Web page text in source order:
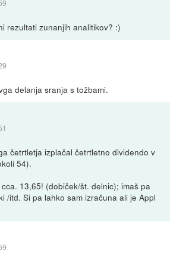
rezultati zunanjih analitikov? :)
delanja sranja s tožbami.
četrtletja izplačal četrtletno dividendo v
54).
13,65! (dobiček/št. delnic); imaš pa
/itd. Si pa lahko sam izračuna ali je Appl